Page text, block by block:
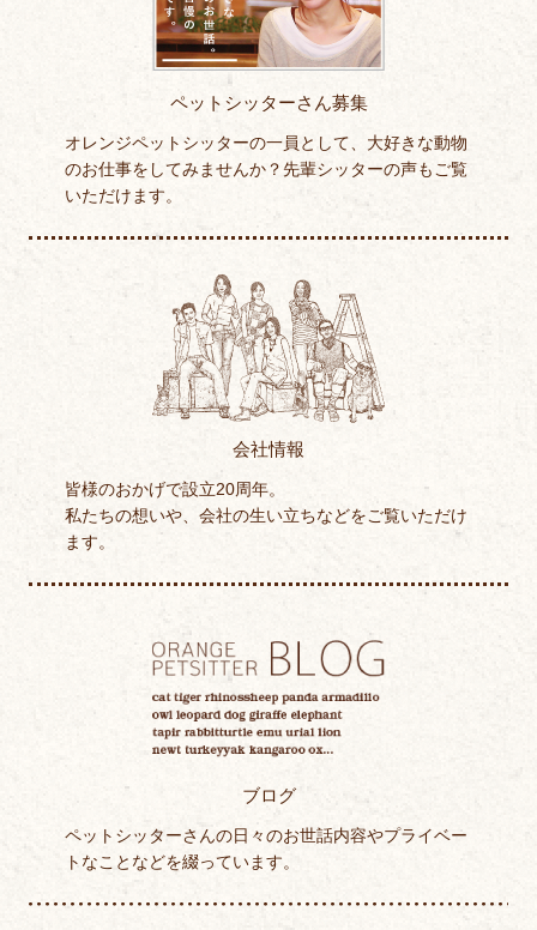
ペットシッターさん募集
オレンジペットシッターの一員として、大好きな動物
のお仕事をしてみませんか？先輩シッターの声もご覧
いただけます。
会社情報
皆様のおかげで設立20周年。
私たちの想いや、会社の生い立ちなどをご覧いただけ
ます。
ブログ
ペットシッターさんの日々のお世話内容やプライベー
トなことなどを綴っています。